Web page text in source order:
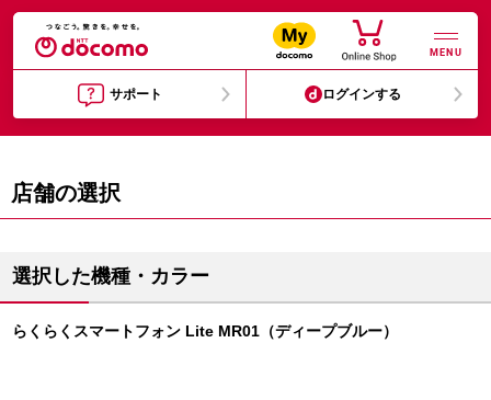
MENU
サポート ログインする
店舗の選択
選択した機種・カラー
らくらくスマートフォン Lite MR01（ディープブルー）